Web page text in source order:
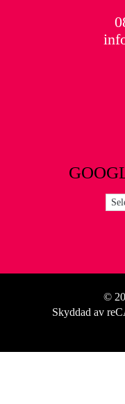
©
Skyddad av